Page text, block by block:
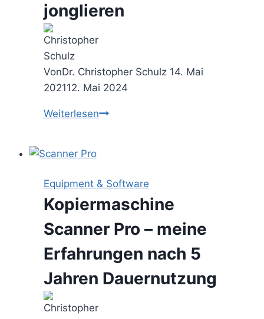
jonglieren
VonDr. Christopher Schulz 14. Mai
202112. Mai 2024
WeiterlesenConsulting
Berater
mit
mehreren
jonglieren
Equipment & Software
Kopiermaschine
Scanner Pro – meine
Erfahrungen nach 5
Jahren Dauernutzung